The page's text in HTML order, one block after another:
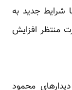
با شرایط جدید به
منتظر افزایش
محمود